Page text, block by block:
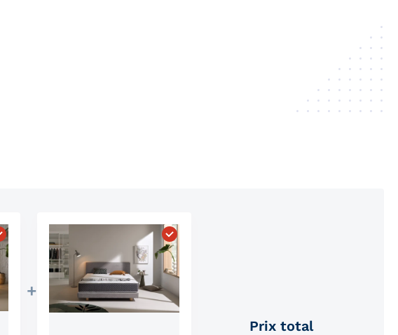
"Matelas Véritable Bio Confort"Choisissez "Matelas thérapeutique au
Prix ​​total